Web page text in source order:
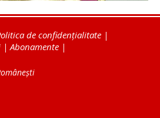
de confidențialitate |
| Abonamente |